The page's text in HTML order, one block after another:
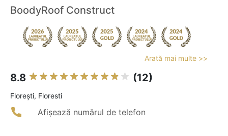
BoodyRoof Construct
Arată mai multe >>
8.8 (12)
Floreşti, Floresti
Afișează numărul de telefon